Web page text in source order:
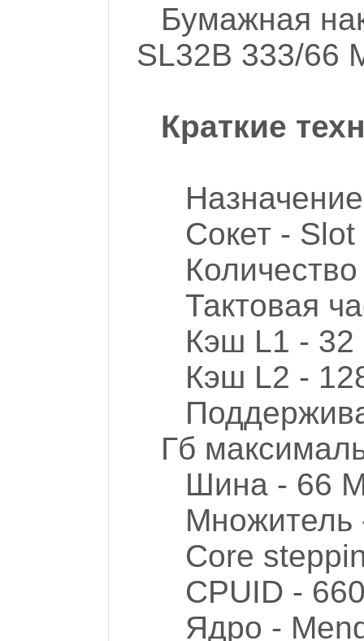
Бумажная
SL32B 333/66
Краткие
Сокет - Slot
Тактовая
Кэш L1 - 32
Кэш L2 -
Гб
Шина - 66
Множитель
Core
CPUID -
Ядро -